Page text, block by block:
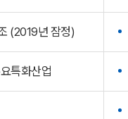
(2019년 잠정)
특화산업